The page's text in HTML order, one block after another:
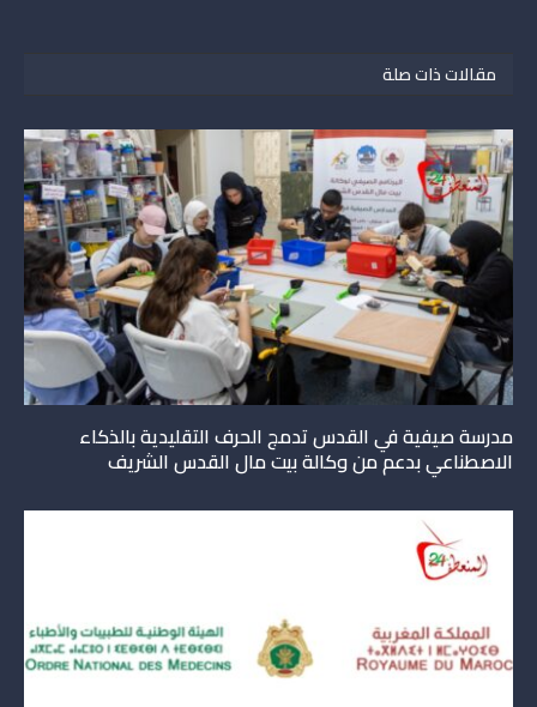
مقالات ذات صلة
مدرسة صيفية في القدس تدمج الحرف التقليدية بالذكاء
الاصطناعي بدعم من وكالة بيت مال القدس الشريف